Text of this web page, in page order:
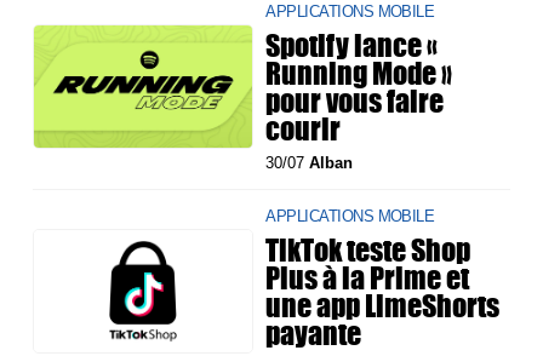
APPLICATIONS MOBILE
Spotify lance «
Running Mode »
pour vous faire
courir
30/07Alban
APPLICATIONS MOBILE
TikTok teste Shop
Plus à la Prime et
une app LimeShorts
payante